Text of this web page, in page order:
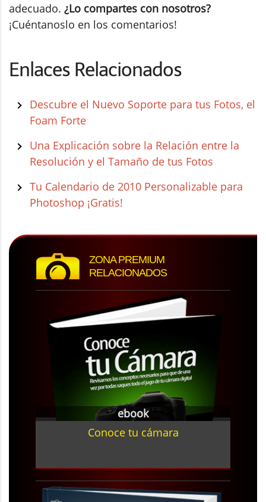
adecuado. ¿Lo compartes con nosotros?
¡Cuéntanoslo en los comentarios!
Enlaces Relacionados
Descubre el Nuevo Soporte para tus Fotos, el
Foam Forte
Una Explicación sobre la Relación entre la
Resolución y el Tamaño de tus Fotos
Tu Calendario de 2010 Personalizable para
Photoshop ¡Gratis!
ZONA PREMIUM
RELACIONADOS
ebook
Conoce tu cámara